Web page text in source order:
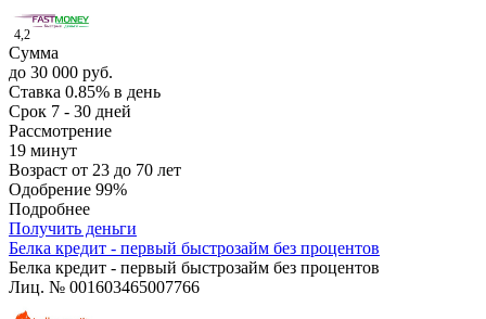
4,2
Сумма
до 30 000 руб.
Ставка 0.85% в день
Срок 7 - 30 дней
Рассмотрение
19 минут
Возраст от 23 до 70 лет
Одобрение 99%
Подробнее
Получить деньги
Белка кредит - первый быстрозайм без процентов
Белка кредит - первый быстрозайм без процентов
Лиц. № 001603465007766